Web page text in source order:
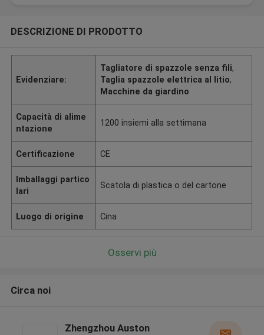
DESCRIZIONE DI PRODOTTO
Evidenziare:
Tagliatore di spazzole senza fili,
Taglia spazzole elettrica al litio,
Macchine da giardino
Capacità di alime
ntazione
1200 insiemi alla settimana
Certificazione CE
Imballaggi partico
lari
Scatola di plastica o del cartone
Luogo di origine Cina
Osservi più
Circa noi
Zhengzhou Auston